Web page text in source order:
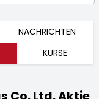
NACHRICHTEN
KURSE